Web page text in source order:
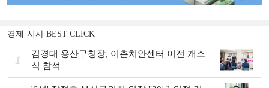
경제·시사 BEST CLICK
1
김경대 용산구청장, 이촌치안센터 이전 개소
식 참석